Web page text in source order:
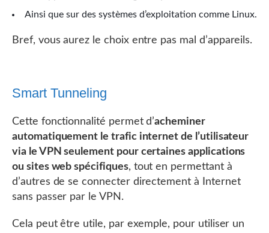
Ainsi que sur des systèmes d’exploitation comme Linux.
Bref, vous aurez le choix entre pas mal d’appareils.
Smart Tunneling
Cette fonctionnalité permet d’acheminer
automatiquement le trafic internet de l’utilisateur
via le VPN seulement pour certaines applications
ou sites web spécifiques, tout en permettant à
d’autres de se connecter directement à Internet
sans passer par le VPN.
Cela peut être utile, par exemple, pour utiliser un